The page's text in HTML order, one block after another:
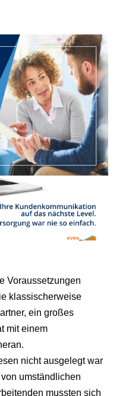
Voraussetzungen
klassischerweise
ein großes
mit einem
nicht ausgelegt war
umständlichen
mussten sich